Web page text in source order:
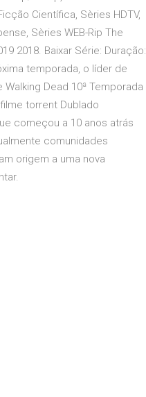
Científica, Sèries HDTV,
Sèries WEB-Rip The
2018. Baixar Série: Duração:
temporada, o líder de
Dead 10ª Temporada
torrent Dublado
começou a 10 anos atrás
comunidades
origem a uma nova